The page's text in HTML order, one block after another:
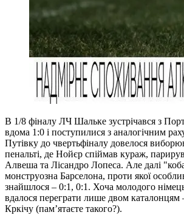
В 1/8 фіналу ЛЧ Шальке зустрічався з
вдома 1:0 і поступилися з аналогічним
Путівку до чвертьфіналу довелося
пенальті, де Нойєр спіймав кураж,
Алвеша та Лісандро Лопеса. Але далі
монструозна Барселона, проти якої
знайшлося – 0:1, 0:1. Хоча молодого
вдалося переграти лише двом каталонцям
Кркічу (пам’ятаєте такого?).